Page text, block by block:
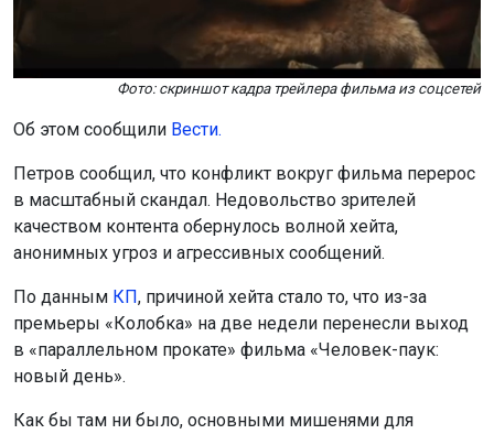
Фото: скриншот кадра трейлера фильма из соцсетей
Об этом сообщили Вести.
Петров сообщил, что конфликт вокруг фильма перерос
в масштабный скандал. Недовольство зрителей
качеством контента обернулось волной хейта,
анонимных угроз и агрессивных сообщений.
По данным КП, причиной хейта стало то, что из-за
премьеры «Колобка» на две недели перенесли выход
в «параллельном прокате» фильма «Человек-паук:
новый день».
Как бы там ни было, основными мишенями для